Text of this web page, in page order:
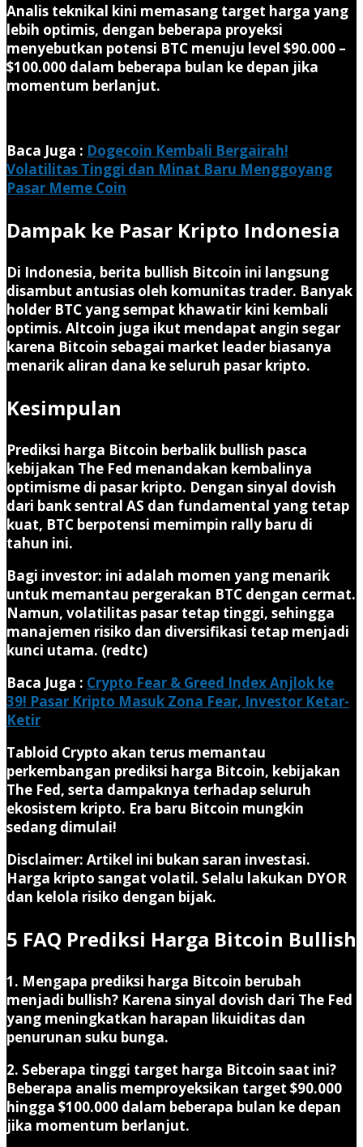
Analis teknikal kini memasang target harga yang
lebih optimis, dengan beberapa proyeksi
menyebutkan potensi BTC menuju level $90.000 –
$100.000 dalam beberapa bulan ke depan jika
momentum berlanjut.
Baca Juga : Dogecoin Kembali Bergairah!
Volatilitas Tinggi dan Minat Baru Menggoyang
Pasar Meme Coin
Dampak ke Pasar Kripto Indonesia
Di Indonesia, berita bullish Bitcoin ini langsung
disambut antusias oleh komunitas trader. Banyak
holder BTC yang sempat khawatir kini kembali
optimis. Altcoin juga ikut mendapat angin segar
karena Bitcoin sebagai market leader biasanya
menarik aliran dana ke seluruh pasar kripto.
Kesimpulan
Prediksi harga Bitcoin berbalik bullish pasca
kebijakan The Fed menandakan kembalinya
optimisme di pasar kripto. Dengan sinyal dovish
dari bank sentral AS dan fundamental yang tetap
kuat, BTC berpotensi memimpin rally baru di
tahun ini.
Bagi investor: ini adalah momen yang menarik
untuk memantau pergerakan BTC dengan cermat.
Namun, volatilitas pasar tetap tinggi, sehingga
manajemen risiko dan diversifikasi tetap menjadi
kunci utama. (redtc)
Baca Juga : Crypto Fear & Greed Index Anjlok ke
39! Pasar Kripto Masuk Zona Fear, Investor Ketar-
Ketir
Tabloid Crypto akan terus memantau
perkembangan prediksi harga Bitcoin, kebijakan
The Fed, serta dampaknya terhadap seluruh
ekosistem kripto. Era baru Bitcoin mungkin
sedang dimulai!
Disclaimer: Artikel ini bukan saran investasi.
Harga kripto sangat volatil. Selalu lakukan DYOR
dan kelola risiko dengan bijak.
5 FAQ Prediksi Harga Bitcoin Bullish
1. Mengapa prediksi harga Bitcoin berubah
menjadi bullish? Karena sinyal dovish dari The Fed
yang meningkatkan harapan likuiditas dan
penurunan suku bunga.
2. Seberapa tinggi target harga Bitcoin saat ini?
Beberapa analis memproyeksikan target $90.000
hingga $100.000 dalam beberapa bulan ke depan
jika momentum berlanjut.